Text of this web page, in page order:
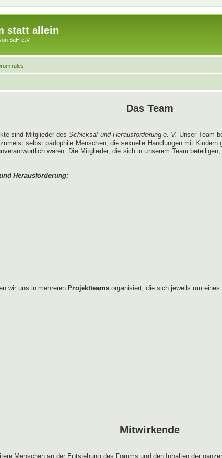
statt allein
SuH e.V.
rules
Das Team
sind Mitglieder des Schicksal und Herausforderung e. V. Unser Team
selbst pädophile Menschen, die sexuelle Handlungen mit
wären. Die Mitglieder, die sich in unserem Team
Herausforderung:
wir uns in mehreren Projektteams organisiert, die sich jeweils um eines
Mitwirkende
Menschen an der Entstehung des Forums und den Inhalten der